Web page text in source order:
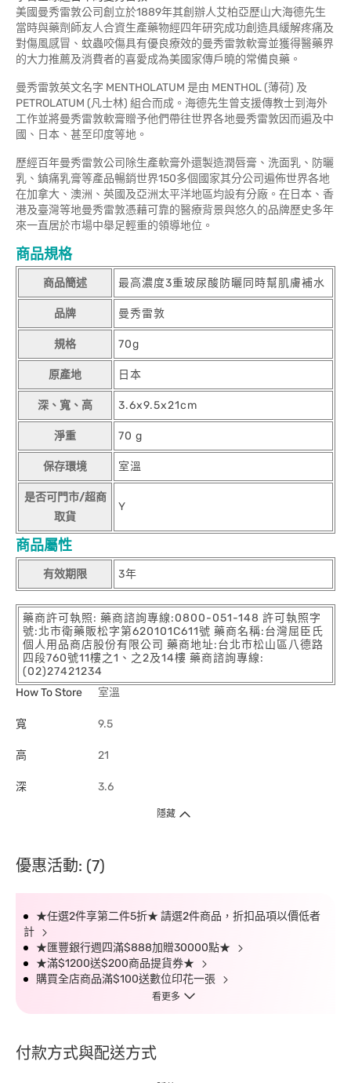
美國曼秀雷敦公司創立於1889年其創辦人艾柏亞歷山大海德先生
當時與藥劑師友人合資生產藥物經四年研究成功創造具緩解疼痛及
對傷風感冒、蚊蟲咬傷具有優良療效的曼秀雷敦軟膏並獲得醫藥界
的大力推薦及消費者的喜愛成為美國家傳戶曉的常備良藥。
曼秀雷敦英文名字 MENTHOLATUM 是由 MENTHOL (薄荷) 及
PETROLATUM (凡士林) 組合而成。海德先生曾支援傳教士到海外
工作並將曼秀雷敦軟膏贈予他們帶往世界各地曼秀雷敦因而遍及中
國、日本、甚至印度等地。
歷經百年曼秀雷敦公司除生產軟膏外還製造潤唇膏、洗面乳、防曬
乳、鎮痛乳膏等產品暢銷世界150多個國家其分公司遍佈世界各地
在加拿大、澳洲、英國及亞洲太平洋地區均設有分廠。在日本、香
港及臺灣等地曼秀雷敦憑藉可靠的醫療背景與悠久的品牌歷史多年
來一直居於市場中舉足輕重的領導地位。
商品規格
商品簡述 最高濃度3重玻尿酸防曬同時幫肌膚補水
品牌 曼秀雷敦
規格 70g
原產地 日本
深、寬、高 3.6x9.5x21cm
淨重 70 g
保存環境 室溫
是否可門市/超商
取貨
Y
商品屬性
有效期限 3年
藥商許可執照: 藥商諮詢專線:0800-051-148 許可執照字
號:北市衛藥販松字第620101C611號 藥商名稱:台灣屈臣氏
個人用品商店股份有限公司 藥商地址:台北市松山區八德路
四段760號11樓之1、之2及14樓 藥商諮詢專線:
(02)27421234
How To Store
室溫
寬 9.5
高 21
深 3.6
隱藏
優惠活動: (7)
★任選2件享第二件5折★ 請選2件商品，折扣品項以價低者
計
★匯豐銀行週四滿$888加贈30000點★
★滿$1200送$200商品提貨券★
購買全店商品滿$100送數位印花一張
看更多
付款方式與配送方式